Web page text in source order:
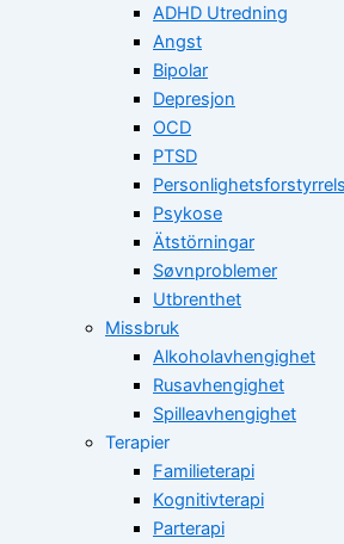
ADHD Utredning
Angst
Bipolar
Depresjon
OCD
PTSD
Psykose
Ätstörningar
Søvnproblemer
Utbrenthet
Missbruk
Alkoholavhengighet
Rusavhengighet
Spilleavhengighet
Terapier
Familieterapi
Kognitivterapi
Parterapi